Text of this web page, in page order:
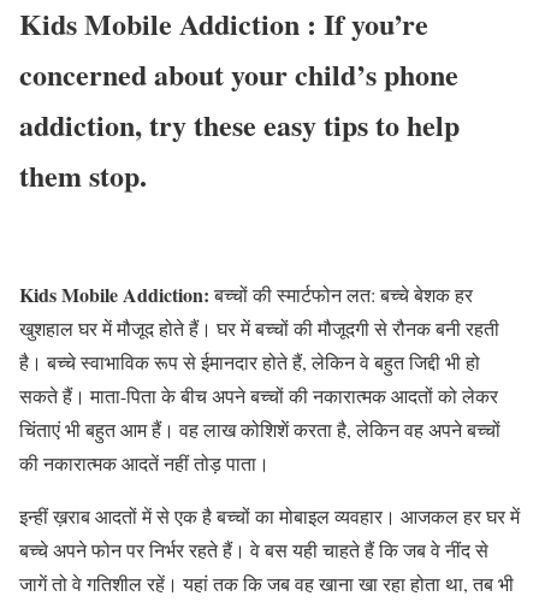
Kids Mobile Addiction : If you’re
concerned about your child’s phone
addiction, try these easy tips to help
them stop.
Kids Mobile Addiction:बच्चों की स्मार्टफोन लत: बच्चे बेशक हर
खुशहाल घर में मौजूद होते हैं। घर में बच्चों की मौजूदगी से रौनक बनी रहती
है। बच्चे स्वाभाविक रूप से ईमानदार होते हैं, लेकिन वे बहुत जिद्दी भी हो
सकते हैं। माता-पिता के बीच अपने बच्चों की नकारात्मक आदतों को लेकर
चिंताएं भी बहुत आम हैं। वह लाख कोशिशें करता है, लेकिन वह अपने बच्चों
की नकारात्मक आदतें नहीं तोड़ पाता।
इन्हीं ख़राब आदतों में से एक है बच्चों का मोबाइल व्यवहार। आजकल हर घर में
बच्चे अपने फोन पर निर्भर रहते हैं। वे बस यही चाहते हैं कि जब वे नींद से
जागें तो वे गतिशील रहें। यहां तक कि जब वह खाना खा रहा होता था, तब भी